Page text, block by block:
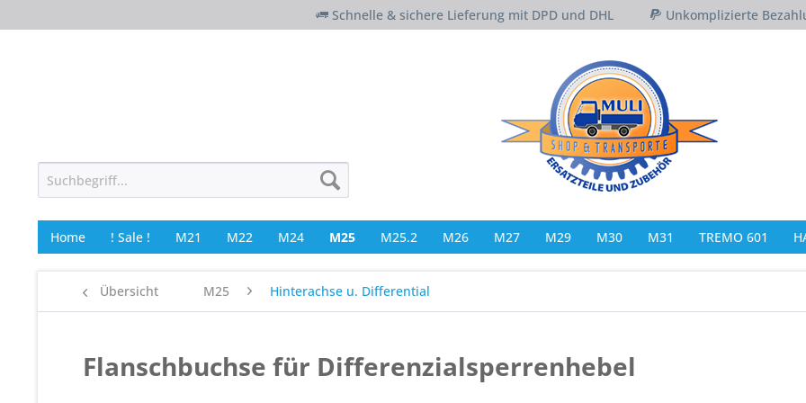
Schnelle & sichere Lieferung mit DPD und DHL Unkomplizierte
Home ! Sale ! M21 M22 M24 M25 M25.2 M26 M27 M29 M30 M31 TREMO 601
Übersicht M25 Hinterachse u. Differential
Flanschbuchse für Differenzialsperrenhebel